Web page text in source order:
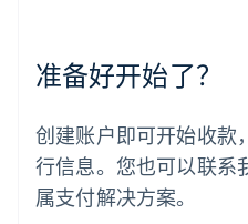
准备好开始了？
创建账户即可开始收款
行信息。您也可以联系
属支付解决方案。
挪威
葡萄牙
Português English
日本
日本語English
瑞典